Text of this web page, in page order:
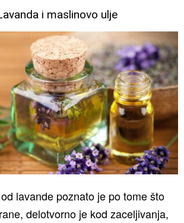
i maslinovo ulje
lavande poznato je po tome što
delotvorno je kod zaceljivanja,